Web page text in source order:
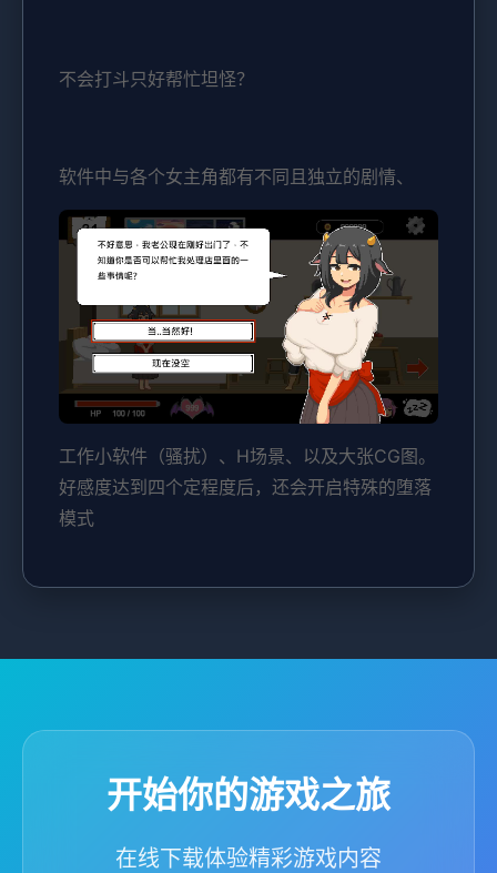
不会打斗只好帮忙坦怪？
软件中与各个女主角都有不同且独立的剧情、
工作小软件（骚扰）、H场景、以及大张CG图。
好感度达到四个定程度后，还会开启特殊的堕落
模式
开始你的游戏之旅
在线下载体验精彩游戏内容